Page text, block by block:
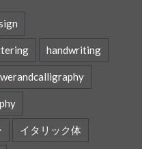
handwriting
イタリック体